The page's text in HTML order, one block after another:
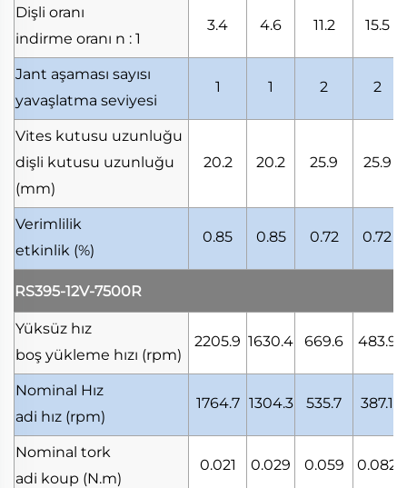
Dişli oranı
indirme oranı n : 1
3.4 4.6 11.2 15.5
Jant aşaması sayısı
yavaşlatma seviyesi
1 1 2 2
Vites kutusu uzunluğu
dişli kutusu uzunluğu
(mm)
20.2 20.2 25.9 25.9
Verimlilik
etkinlik (%)
0.85 0.85 0.72 0.72
RS395-12V-7500R
Yüksüz hız
boş yükleme hızı (rpm)
2205.9 1630.4 669.6 483.9
Nominal Hız
adi hız (rpm)
1764.7 1304.3 535.7 387.1
Nominal tork
adi koup (N.m)
0.021 0.029 0.059 0.082